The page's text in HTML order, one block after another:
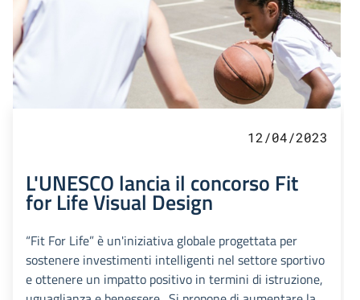
12/04/2023
L'UNESCO lancia il concorso Fit
for Life Visual Design
“Fit For Life” è un'iniziativa globale progettata per
sostenere investimenti intelligenti nel settore sportivo
e ottenere un impatto positivo in termini di istruzione,